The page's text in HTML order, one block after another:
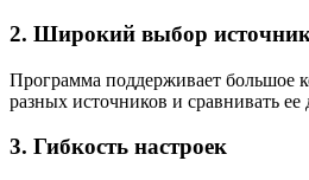
2. Широкий выбор
Программа поддерживает большое
разных источников и сравнивать
3. Гибкость настроек